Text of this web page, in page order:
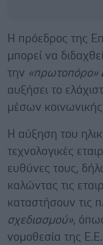
Η πρόεδρος της
μπορεί να
την «πρωτοπόρο»
αυξήσει το
μέσων
Η αύξηση του
τεχνολογικές
ευθύνες τους,
καλώντας τις
καταστήσουν τις
σχεδιασμού»,
νομοθεσία της